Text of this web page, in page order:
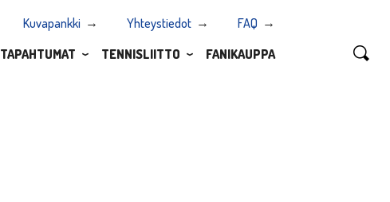
Kuvapankki Yhteystiedot
FAQ
TAPAHTUMAT TENNISLIITTO FANIKAUPPA